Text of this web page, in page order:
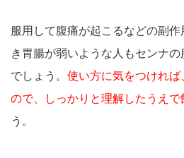
服用して腹痛が起こるなどの副
き胃腸が弱いような人もセンナ
でしょう。 使い方に気をつけれ
ので、しっかりと理解したうえで
う。